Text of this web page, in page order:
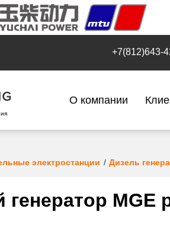
+7(812)643-
О компании
электростанции Дизель
MGE